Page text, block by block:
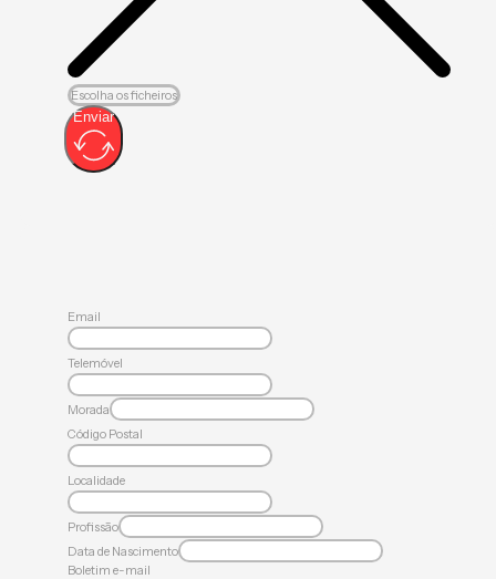
Escolha os ficheiros
Enviar
Email
Telemóvel
Morada
Código Postal
Localidade
Profissão
Data de Nascimento
Boletim e-mail